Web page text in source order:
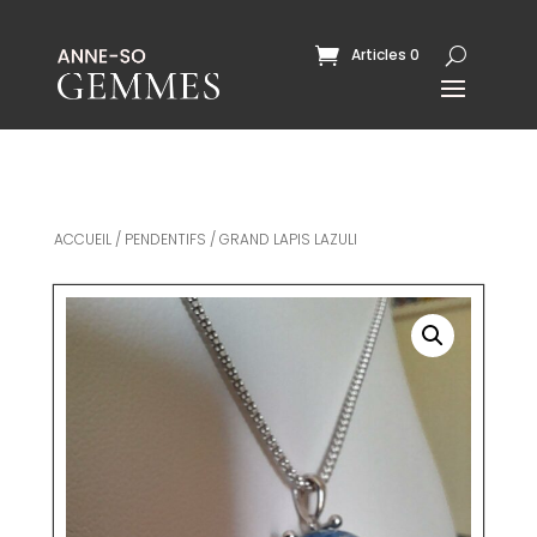
Articles 0
ACCUEIL/ PENDENTIFS / GRAND LAPIS LAZULI